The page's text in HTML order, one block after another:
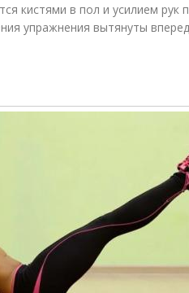
кистями в пол и усилием рук
упражнения вытянуты